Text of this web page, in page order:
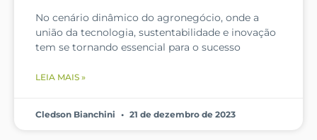
No cenário dinâmico do agronegócio, onde a
união da tecnologia, sustentabilidade e inovação
tem se tornando essencial para o sucesso
LEIA MAIS »
Cledson Bianchini 21 de dezembro de 2023